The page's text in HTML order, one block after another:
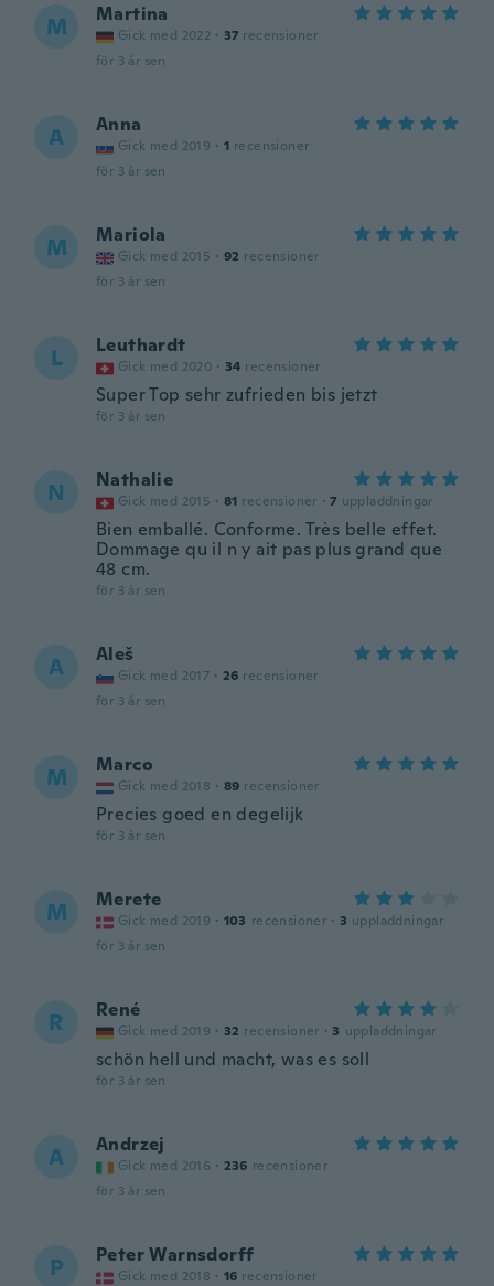
M Martina
Gick med 2022 · 37 recensioner
för 3 år sen
A Anna
Gick med 2019 · 1 recensioner
för 3 år sen
M Mariola
Gick med 2015 · 92 recensioner
för 3 år sen
L Leuthardt
Gick med 2020 · 34 recensioner
Super Top sehr zufrieden bis jetzt
för 3 år sen
N Nathalie
Gick med 2015 · 81 recensioner · 7 uppladdningar
Bien emballé. Conforme. Très belle effet.
Dommage qu il n y ait pas plus grand que
48 cm.
för 3 år sen
A Aleš
Gick med 2017 · 26 recensioner
för 3 år sen
M Marco
Gick med 2018 · 89 recensioner
Precies goed en degelijk
för 3 år sen
M Merete
Gick med 2019 · 103 recensioner · 3 uppladdningar
för 3 år sen
R René
Gick med 2019 · 32 recensioner · 3 uppladdningar
schön hell und macht, was es soll
för 3 år sen
A Andrzej
Gick med 2016 · 236 recensioner
för 3 år sen
P Peter Warnsdorff
Gick med 2018 · 16 recensioner